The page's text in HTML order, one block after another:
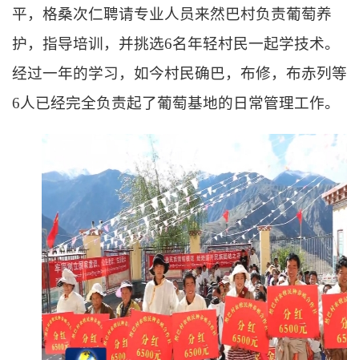
平，格桑次仁聘请专业人员来然巴村负责葡萄养
护，指导培训，并挑选6名年轻村民一起学技术。
经过一年的学习，如今村民确巴，布修，布赤列等
6人已经完全负责起了葡萄基地的日常管理工作。